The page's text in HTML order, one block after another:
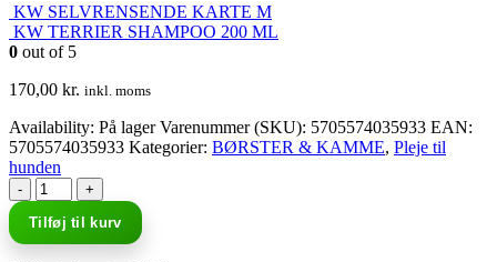
KW SELVRENSENDE KARTE M
KW TERRIER SHAMPOO 200 ML
0 out of 5
170,00 kr. inkl. moms
Availability: På lager Varenummer (SKU): 5705574035933 EAN:
5705574035933 Kategorier: BØRSTER & KAMME, Pleje til
hunden
-
+
Tilføj til kurv